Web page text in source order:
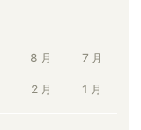
8 月 7 月
2 月 1 月